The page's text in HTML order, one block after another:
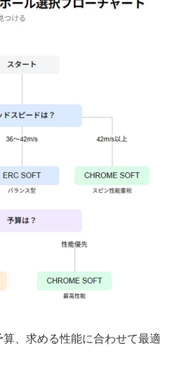
、求める性能に合わせて最適